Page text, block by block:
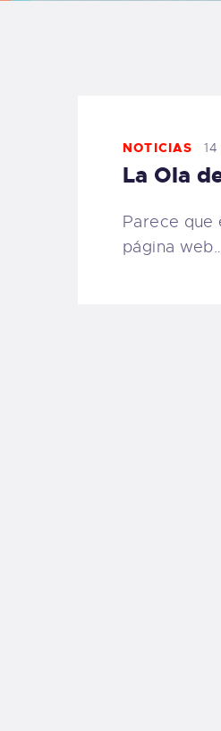
NOTICIAS
La Ola
Parece que
página